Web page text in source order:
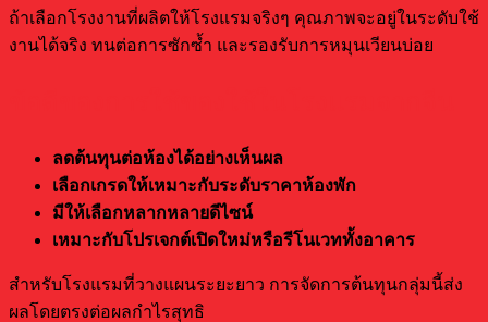
ถ้าเลือกโรงงานที่ผลิตให้โรงแรมจริงๆ คุณภาพจะอยู่ในระดับใช้
งานได้จริง ทนต่อการซักซ้ำ และรองรับการหมุนเวียนบ่อย
ลดต้นทุนต่อห้องได้อย่างเห็นผล
เลือกเกรดให้เหมาะกับระดับราคาห้องพัก
มีให้เลือกหลากหลายดีไซน์
เหมาะกับโปรเจกต์เปิดใหม่หรือรีโนเวททั้งอาคาร
สำหรับโรงแรมที่วางแผนระยะยาว การจัดการต้นทุนกลุ่มนี้ส่ง
ผลโดยตรงต่อผลกำไรสุทธิ